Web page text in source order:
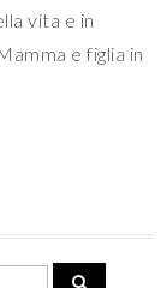
vita e in
e figlia in